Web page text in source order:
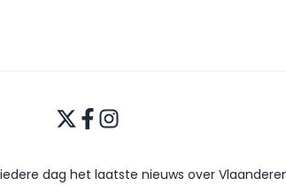
dag het laatste nieuws over